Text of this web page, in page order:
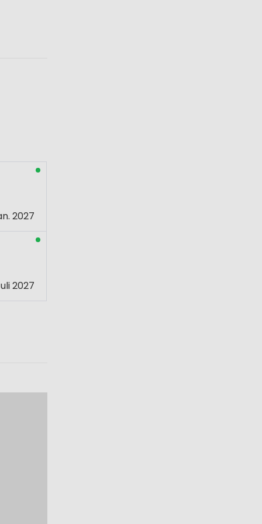
2027
2027